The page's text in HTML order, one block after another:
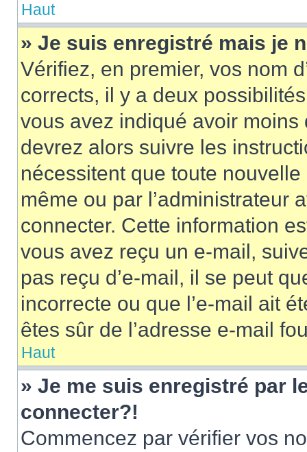
Haut
» Je suis enregistré mais je
Vérifiez, en premier, vos nom
corrects, il y a deux
vous avez indiqué avoir moins
devrez alors suivre les
nécessitent que toute
même ou par l’administrateur
connecter. Cette information
vous avez reçu un e-mail,
pas reçu d’e-mail, il se peut
incorrecte ou que l’e-mail ait
êtes sûr de l’adresse e-mail
Haut
» Je me suis enregistré par
connecter?!
Commencez par vérifier vos